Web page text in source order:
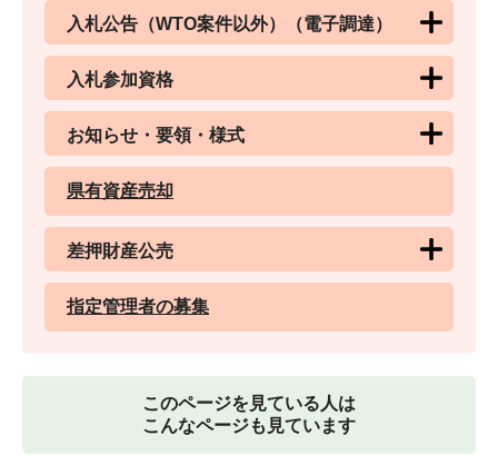
入札公告（WTO案件以外）（電子調達）
入札参加資格
お知らせ・要領・様式
県有資産売却
差押財産公売
指定管理者の募集
このページを見ている人は
こんなページも見ています